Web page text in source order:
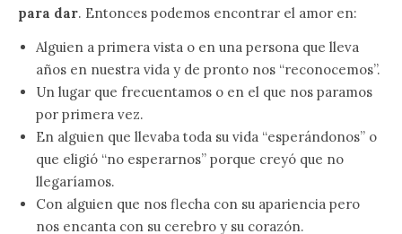
para dar. Entonces podemos encontrar el amor en:
Alguien a primera vista o en una persona que lleva
años en nuestra vida y de pronto nos “reconocemos”.
Un lugar que frecuentamos o en el que nos paramos
por primera vez.
En alguien que llevaba toda su vida “esperándonos” o
que eligió “no esperarnos” porque creyó que no
llegaríamos.
Con alguien que nos flecha con su apariencia pero
nos encanta con su cerebro y su corazón.